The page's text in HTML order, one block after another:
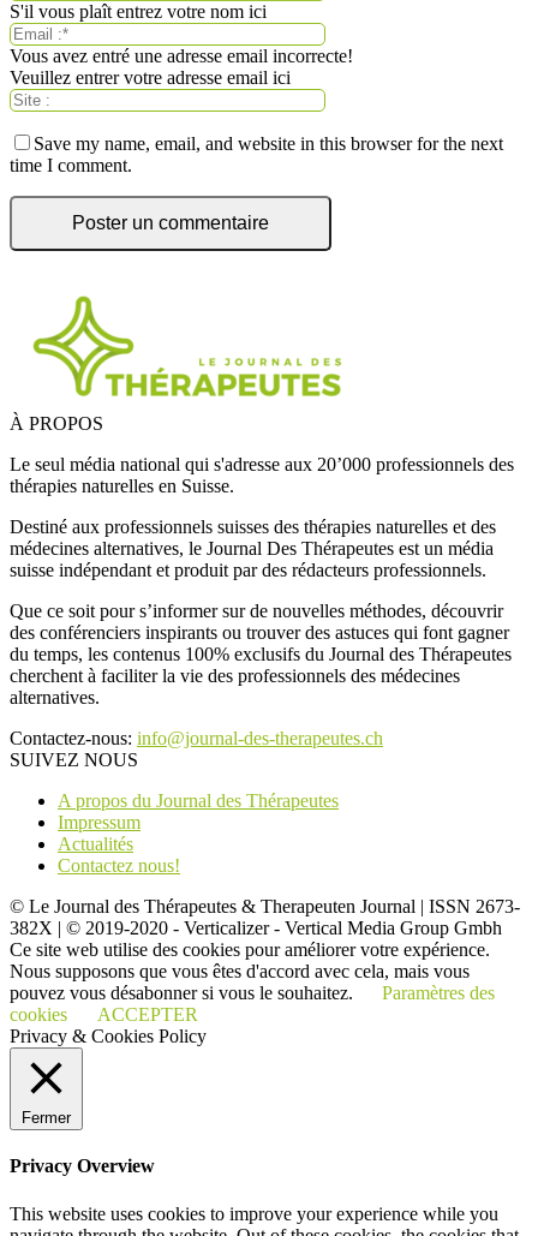
S'il vous plaît entrez votre nom ici
Vous avez entré une adresse email incorrecte!
Veuillez entrer votre adresse email ici
Save my name, email, and website in this browser for the next
time I comment.
À PROPOS
Le seul média national qui s'adresse aux 20’000 professionnels des
thérapies naturelles en Suisse.
Destiné aux professionnels suisses des thérapies naturelles et des
médecines alternatives, le Journal Des Thérapeutes est un média
suisse indépendant et produit par des rédacteurs professionnels.
Que ce soit pour s’informer sur de nouvelles méthodes, découvrir
des conférenciers inspirants ou trouver des astuces qui font gagner
du temps, les contenus 100% exclusifs du Journal des Thérapeutes
cherchent à faciliter la vie des professionnels des médecines
alternatives.
Contactez-nous: info@journal-des-therapeutes.ch
SUIVEZ NOUS
A propos du Journal des Thérapeutes
Impressum
Actualités
Contactez nous!
© Le Journal des Thérapeutes & Therapeuten Journal | ISSN 2673-
382X | © 2019-2020 - Verticalizer - Vertical Media Group Gmbh
Ce site web utilise des cookies pour améliorer votre expérience.
Nous supposons que vous êtes d'accord avec cela, mais vous
pouvez vous désabonner si vous le souhaitez.
Paramètres des
cookies
ACCEPTER
Privacy & Cookies Policy
Fermer
Privacy Overview
This website uses cookies to improve your experience while you